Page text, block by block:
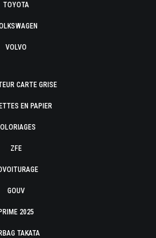
TOYOTA
VOLVO
CARTE GRISE
EN PAPIER
ZFE
GOUV
PRIME 2025
TAKATA